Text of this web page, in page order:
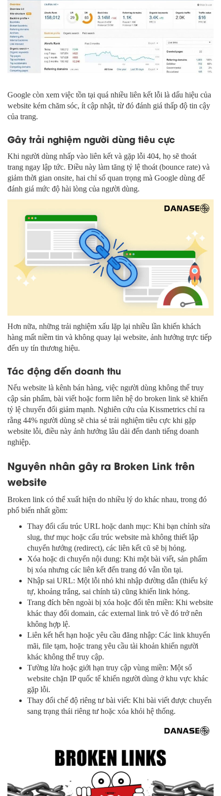
Google còn xem việc tồn tại quá nhiều liên kết lỗi là dấu hiệu của
website kém chăm sóc, ít cập nhật, từ đó đánh giá thấp độ tin cậy
của trang.
Gây trải nghiệm người dùng tiêu cực
Khi người dùng nhấp vào liên kết và gặp lỗi 404, họ sẽ thoát
trang ngay lập tức. Điều này làm tăng tỷ lệ thoát (bounce rate) và
giảm thời gian onsite, hai chỉ số quan trọng mà Google dùng để
đánh giá mức độ hài lòng của người dùng.
Hơn nữa, những trải nghiệm xấu lặp lại nhiều lần khiến khách
hàng mất niềm tin và không quay lại website, ảnh hưởng trực tiếp
đến uy tín thương hiệu.
Tác động đến doanh thu
Nếu website là kênh bán hàng, việc người dùng không thể truy
cập sản phẩm, bài viết hoặc form liên hệ do broken link sẽ khiến
tỷ lệ chuyển đổi giảm mạnh. Nghiên cứu của Kissmetrics chỉ ra
rằng 44% người dùng sẽ chia sẻ trải nghiệm tiêu cực khi gặp
website lỗi, điều này ảnh hưởng lâu dài đến danh tiếng doanh
nghiệp.
Nguyên nhân gây ra Broken Link trên
website
Broken link có thể xuất hiện do nhiều lý do khác nhau, trong đó
phổ biến nhất gồm:
Thay đổi cấu trúc URL hoặc danh mục: Khi bạn chỉnh sửa
slug, thư mục hoặc cấu trúc website mà không thiết lập
chuyển hướng (redirect), các liên kết cũ sẽ bị hỏng.
Xóa hoặc di chuyển nội dung: Khi một bài viết, sản phẩm
bị xóa nhưng các liên kết đến trang đó vẫn tồn tại.
Nhập sai URL: Một lỗi nhỏ khi nhập đường dẫn (thiếu ký
tự, khoảng trắng, sai chính tả) cũng khiến link hỏng.
Trang đích bên ngoài bị xóa hoặc đổi tên miền: Khi website
khác thay đổi domain, các external link trỏ về đó trở nên
không hợp lệ.
Liên kết hết hạn hoặc yêu cầu đăng nhập: Các link khuyến
mãi, file tạm, hoặc trang yêu cầu tài khoản khiến người
khác không thể truy cập.
Tường lửa hoặc giới hạn truy cập vùng miền: Một số
website chặn IP quốc tế khiến người dùng ở khu vực khác
gặp lỗi.
Thay đổi chế độ riêng tư bài viết: Khi bài viết được chuyển
sang trạng thái riêng tư hoặc xóa khỏi hệ thống.